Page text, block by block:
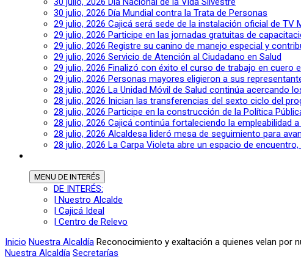
30 julio, 2026 Día Mundial contra la Trata de Personas
29 julio, 2026 Cajicá será sede de la instalación oficial de
29 julio, 2026 Participe en las jornadas gratuitas de
29 julio, 2026 Registre su canino de manejo especial y
29 julio, 2026 Servicio de Atención al Ciudadano en Salud
29 julio, 2026 Finalizó con éxito el curso de trabajo en cuero
29 julio, 2026 Personas mayores eligieron a sus
28 julio, 2026 La Unidad Móvil de Salud continúa acercando
28 julio, 2026 Inician las transferencias del sexto ciclo del
28 julio, 2026 Participe en la construcción de la Política
28 julio, 2026 Cajicá continúa fortaleciendo la empleabilidad
28 julio, 2026 Alcaldesa lideró mesa de seguimiento para
28 julio, 2026 La Carpa Violeta abre un espacio de
MENU DE INTERÉS
DE INTERÉS:
| Nuestro Alcalde
| Cajicá Ideal
| Centro de Relevo
Inicio Nuestra Alcaldía Reconocimiento y exaltación a quienes velan por
Nuestra Alcaldía Secretarías